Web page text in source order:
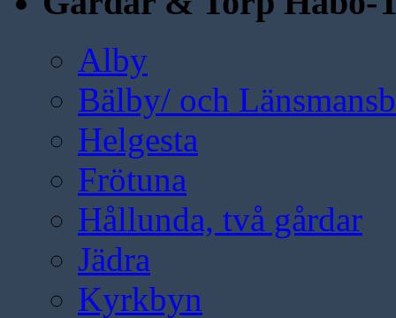
Alby
Bälby/ och
Helgesta
Frötuna
Hållunda, två gårdar
Jädra
Kyrkbyn